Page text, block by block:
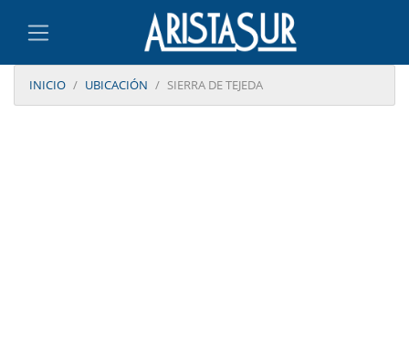
INICIO UBICACIÓN SIERRA DE TEJEDA